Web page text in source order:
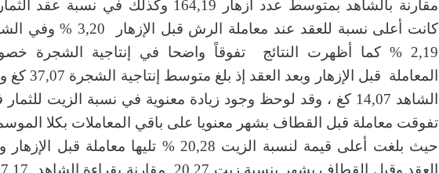
مقارنة بالشاهد بمتوسط عدد أزهار 164,19 وكذلك في نسبة عقد
كانت أعلى نسبة للعقد عند معاملة الرش قبل الإزهار
2,19 % كما أظهرت النتائج تفوقاً واضحا في إنتاجية الشجرة
المعاملة قبل الإزهار وبعد العقد إذ
الشاهد 14,07 كغ ، وقد لوحظ وجود زيادة معنوية في نسبة الزيت
تفوقت معاملة قبل القطاف بشهر معنويا على باقي المعاملات بكلا
حيث بلغت أعلى قيمة لنسبة الزيت 20,28 % تليها معاملة قبل